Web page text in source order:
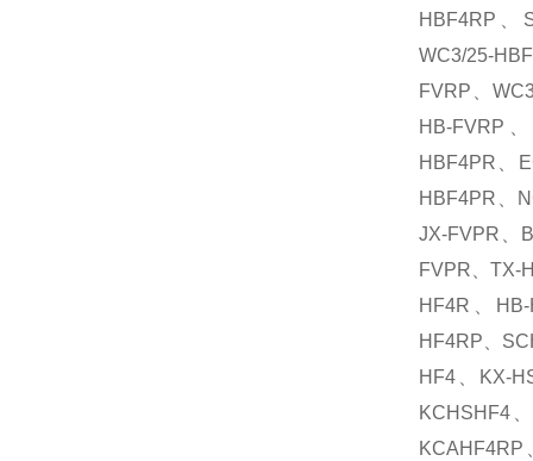
HBF4RP、
WC3/25-
FVRP、
HB-FVRP
HBF4PR、
HBF4PR、
JX-FVPR、
FVPR、TX-
HF4R、
HF4RP、
HF4、KX-
KCHSHF4